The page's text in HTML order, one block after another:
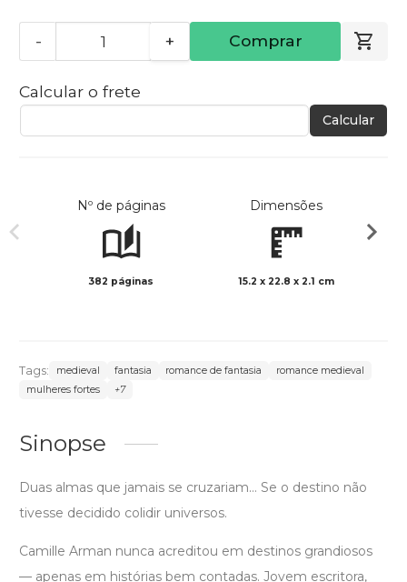
- + Comprar
Calcular o frete
Calcular
Nº de páginas
382 páginas
Dimensões
15.2 x 22.8 x 2.1 cm
Tags: medieval fantasia romance de fantasia
romance medieval
mulheres fortes
+7
Sinopse
Duas almas que jamais se cruzariam… Se o destino não
tivesse decidido colidir universos.
Camille Arman nunca acreditou em destinos grandiosos
— apenas em histórias bem contadas. Jovem escritora,